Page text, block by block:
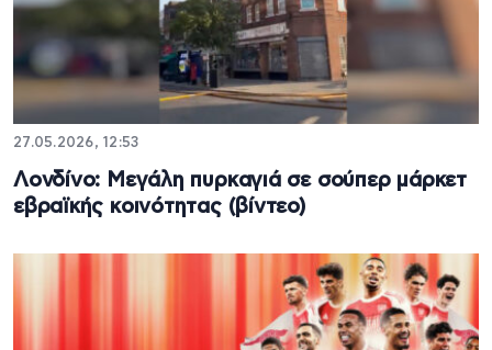
27.05.2026, 12:53
Λονδίνο: Μεγάλη πυρκαγιά σε σούπερ μάρκετ
εβραϊκής κοινότητας (βίντεο)